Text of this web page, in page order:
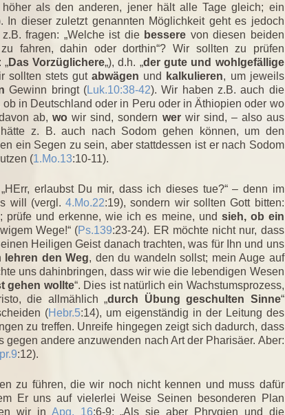
als den anderen, jener hält alle Tage gleich; ein
In dieser zuletzt genannten Möglichkeit geht es jedoch
fragen: „Welche ist die bessere von diesen beiden
fahren, dahin oder dorthin“? Wir sollten zu prüfen
„Das Vorzüglichere„), d.h. „der gute und wohlgefällige
sollten stets gutabwägen und kalkulieren, um jeweils
Gewinn bringt (Luk.10:38-42). Wir haben z.B. auch die
in Deutschland oder in Peru oder in Äthiopien oder wo
ab,wo wir sind, sondern werwir sind, – also aus
z. B. auch nach Sodom gehen können, um den
ein Segen zu sein, aber stattdessen ist er nach Sodom
(1.Mo.13:10-11).
erlaubst Du mir, dass ich dieses tue?“ – denn im
will (vergl.4.Mo.22:19), sondern wir sollten Gott bitten:
prüfe und erkenne, wie ich es meine, und sieh, ob ein
Wege!“ (Ps.139:23-24). ER möchte nicht nur, dass
Heiligen Geist danach trachten, was für Ihn und uns
lehren den Weg, den du wandeln sollst; mein Auge auf
uns dahinbringen, dass wir wie die lebendigen Wesen
gehen wollte“. Dies ist natürlich ein Wachstumsprozess,
die allmählich „durch Übung geschulten Sinne“
(Hebr.5:14), um eigenständig in der Leitung des
zu treffen. Unreife hingegen zeigt sich dadurch, dass
andere anzuwenden nach Art der Pharisäer. Aber:
:12).
zu führen, die wir noch nicht kennen und muss dafür
Er uns auf vielerlei Weise Seinen besonderen Plan
wir in Apg. 16:6-9: „Als sie aber Phrygien und die